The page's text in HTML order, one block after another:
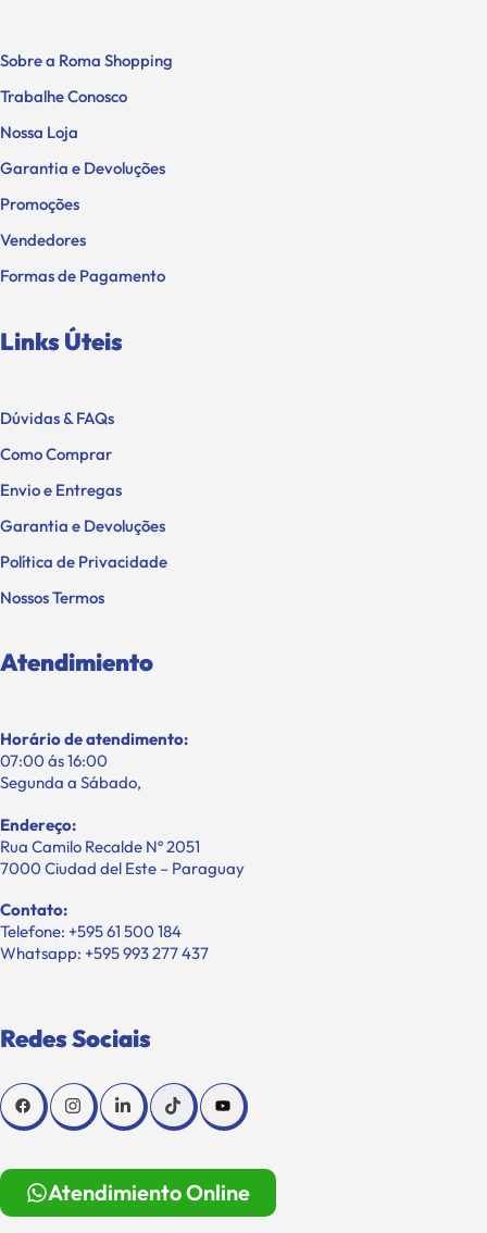
Sobre a Roma Shopping
Trabalhe Conosco
Nossa Loja
Garantia e Devoluções
Promoções
Vendedores
Formas de Pagamento
Links Úteis
Dúvidas & FAQs
Como Comprar
Envio e Entregas
Garantia e Devoluções
Política de Privacidade
Nossos Termos
Atendimiento
Horário de atendimento:
07:00 ás 16:00
Segunda a Sábado,
Endereço:
Rua Camilo Recalde Nº 2051
7000 Ciudad del Este – Paraguay
Contato:
Telefone: +595 61 500 184
Whatsapp: +595 993 277 437
Redes Sociais
Atendimiento Online